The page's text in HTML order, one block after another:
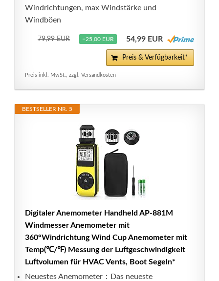
Windrichtungen, max Windstärke und
Windböen
79,99 EUR −25,00 EUR 54,99 EUR
Preis & Verfügbarkeit*
Preis inkl. MwSt., zzgl. Versandkosten
BESTSELLER NR. 5
Digitaler Anemometer Handheld AP-881M
Windmesser Anemometer mit
360°Windrichtung Wind Cup Anemometer mit
Temp(℃/℉) Messung der Luftgeschwindigkeit
Luftvolumen für HVAC Vents, Boot Segeln*
Neuestes Anemometer：Das neueste